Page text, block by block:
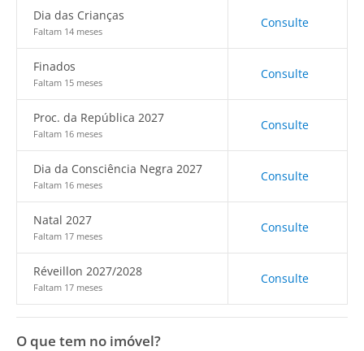
Dia das Crianças
Faltam 14 meses
Consulte
Finados
Faltam 15 meses
Consulte
Proc. da República 2027
Faltam 16 meses
Consulte
Dia da Consciência Negra 2027
Faltam 16 meses
Consulte
Natal 2027
Faltam 17 meses
Consulte
Réveillon 2027/2028
Faltam 17 meses
Consulte
O que tem no imóvel?